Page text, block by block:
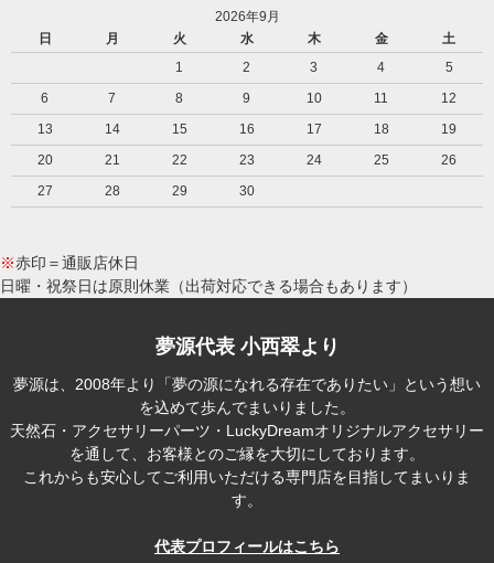
2026年9月
日
月 火 水 木 金
土
1
2 3 4
5
6
7 8 9 10 11
12
13
14 15 16 17 18
19
20
21 22 23 24 25
26
27
28 29 30
※赤印＝通販店休日
日曜・祝祭日は原則休業（出荷対応できる場合もあります）
夢源代表 小西翠より
夢源は、2008年より「夢の源になれる存在でありたい」という想い
を込めて歩んでまいりました。
天然石・アクセサリーパーツ・LuckyDreamオリジナルアクセサリー
を通して、お客様とのご縁を大切にしております。
これからも安心してご利用いただける専門店を目指してまいりま
す。
代表プロフィールはこちら